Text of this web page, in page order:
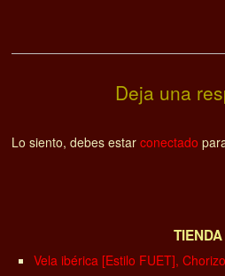
Deja una
Lo siento, debes estarconectado
TIENDA
Vela ibérica [Estilo FUET],